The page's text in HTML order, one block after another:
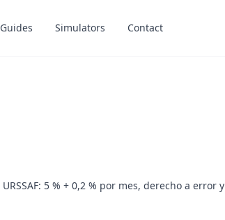
Guides Simulators Contact
Guides Simulators Contact
5 % + 0,2 % por mes, derecho a error y